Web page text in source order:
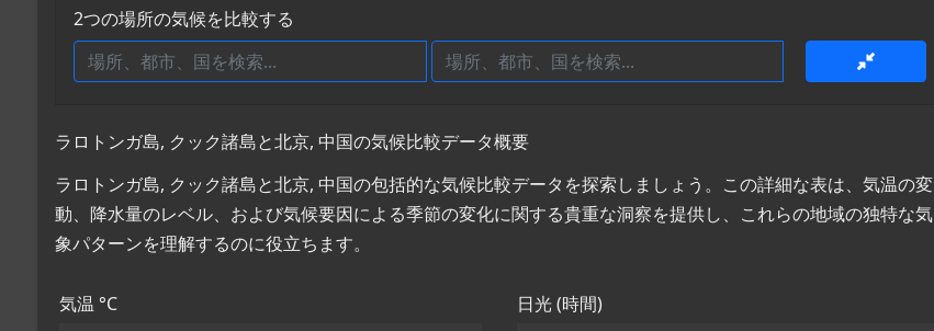
2つの場所の気候を比較する
ラロトンガ島, クック諸島と北京, 中国の気候比較データ概要
ラロトンガ島, クック諸島と北京, 中国の包括的な気候比較データを探索しましょう。この詳細な表は、気温の変
動、降水量のレベル、および気候要因による季節の変化に関する貴重な洞察を提供し、これらの地域の独特な気
象パターンを理解するのに役立ちます。
気温 °C 日光 (時間)